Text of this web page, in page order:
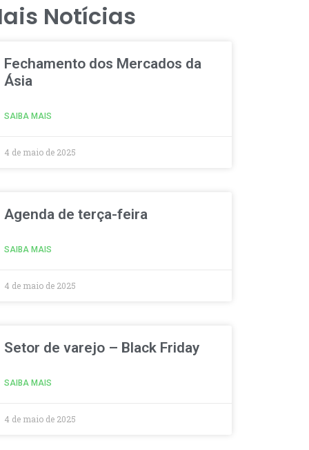
Notícias
Fechamento dos Mercados da
Ásia
SAIBA MAIS
4 de maio de 2025
Agenda de terça-feira
SAIBA MAIS
4 de maio de 2025
Setor de varejo – Black Friday
SAIBA MAIS
4 de maio de 2025